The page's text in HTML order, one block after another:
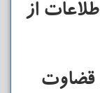
از
قضاوت